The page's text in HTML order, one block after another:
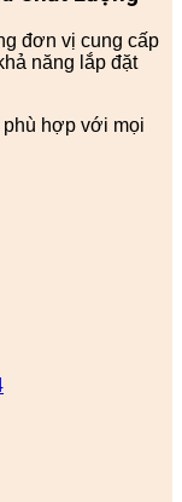
đơn vị cung cấp
năng lắp đặt
hợp với mọi